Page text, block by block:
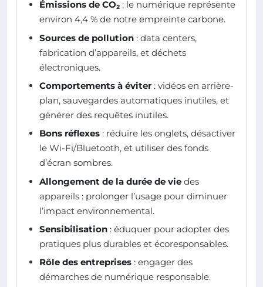
Émissions de CO₂ : le numérique représente
environ 4,4 % de notre empreinte carbone.
Sources de pollution : data centers,
fabrication d’appareils, et déchets
électroniques.
Comportements à éviter : vidéos en arrière-
plan, sauvegardes automatiques inutiles, et
générer des requêtes inutiles.
Bons réflexes : réduire les onglets, désactiver
le Wi-Fi/Bluetooth, et utiliser des fonds
d’écran sombres.
Allongement de la durée de vie des
appareils : prolonger l’usage pour diminuer
l’impact environnemental.
Sensibilisation : éduquer pour adopter des
pratiques plus durables et écoresponsables.
Rôle des entreprises : engager des
démarches de numérique responsable.